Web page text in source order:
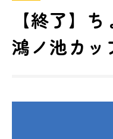
【終了】
鴻ノ池カッ